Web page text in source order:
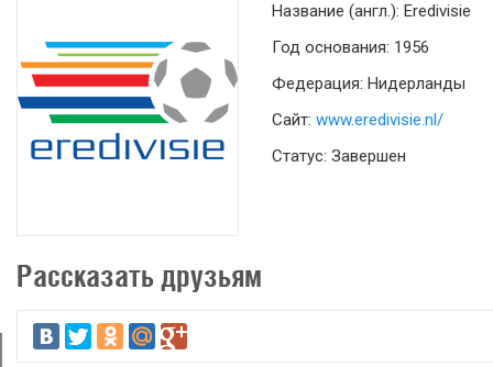
Название (англ.): Eredivisie
Год основания: 1956
Федерация: Нидерланды
Сайт: www.eredivisie.nl/
Статус: Завершен
Рассказать друзьям